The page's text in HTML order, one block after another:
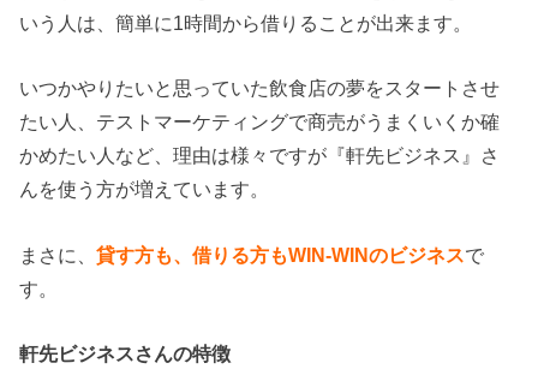
いう人は、簡単に1時間から借りることが出来ます。
いつかやりたいと思っていた飲食店の夢をスタートさせ
たい人、テストマーケティングで商売がうまくいくか確
かめたい人など、理由は様々ですが『軒先ビジネス』さ
んを使う方が増えています。
まさに、貸す方も、借りる方もWIN-WINのビジネスで
す。
軒先ビジネスさんの特徴